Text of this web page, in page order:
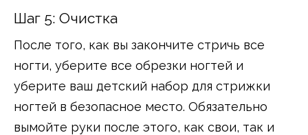
Шаг 5: Очистка
После того, как вы закончите стричь все
ногти, уберите все обрезки ногтей и
уберите ваш детский набор для стрижки
ногтей в безопасное место. Обязательно
вымойте руки после этого, как свои, так и